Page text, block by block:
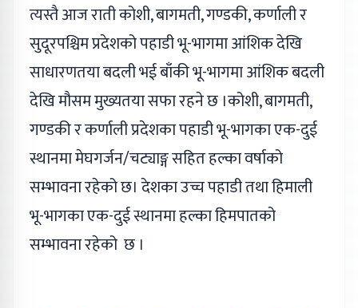
त्यस्तै आज राती कोशी, बागमती, गण्डकी, कर्णाली र
सुदूरपश्चिम प्रदेशको पहाडी भू-भागमा आंशिक देखि
साधारणतया बदली भई बाँकी भू-भागमा आंशिक बदली
देखि मौसम मुख्यतया सफा रहने छ ।कोशी, बागमती,
गण्डकी र कर्णाली प्रदेशका पहाडी भू-भागका एक-दुई
स्थानमा मेघगर्जन/चट्याङ्ग सहित हल्का वर्षाको
सम्भावना रहेको छ। देशका उच्च पहाडी तथा हिमाली
भू-भागका एक-दुई स्थानमा हल्का हिमपातको
सम्भावना रहेको छ ।